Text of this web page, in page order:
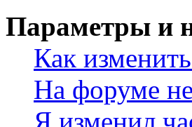
Параметры и
Как
На форуме